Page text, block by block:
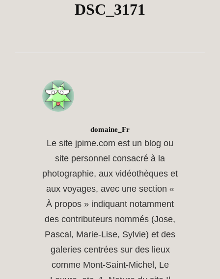
DSC_3171
Author:
domaine_Fr
Le site jpime.com est un blog ou
site personnel consacré à la
photographie, aux vidéothèques et
aux voyages, avec une section «
À propos » indiquant notamment
des contributeurs nommés (Jose,
Pascal, Marie‑Lise, Sylvie) et des
galeries centrées sur des lieux
comme Mont‑Saint‑Michel, Le